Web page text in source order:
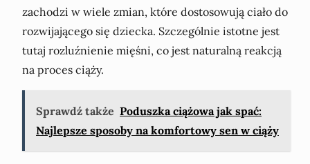
zachodzi w wiele zmian, które dostosowują ciało do
rozwijającego się dziecka. Szczególnie istotne jest
tutaj rozluźnienie mięśni, co jest naturalną reakcją
na proces ciąży.
Sprawdź także Poduszka ciążowa jak spać:
Najlepsze sposoby na komfortowy sen w ciąży